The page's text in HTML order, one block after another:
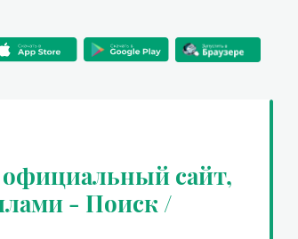
сайт,
- Поиск /